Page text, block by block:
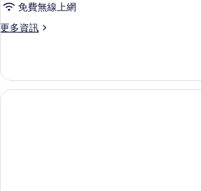
免費無線上網
更多資訊
更
的
詳
情